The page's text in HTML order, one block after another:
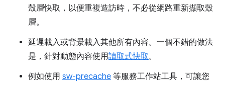
殼層快取，以便重複造訪時，不必從網路重新擷取殼
層。
延遲載入或背景載入其他所有內容。一個不錯的做法
是，針對動態內容使用讀取式快取。
例如使用 sw-precache 等服務工作站工具，可讓您